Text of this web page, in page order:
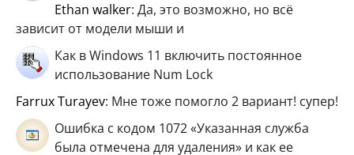
ethan walker: Да, это возможно, но всё
зависит от модели мыши и
Как в Windows 11 включить постоянное
использование Num Lock
Farrux Turayev: Мне тоже помогло 2 вариант! супер!
Ошибка с кодом 1072 «Указанная служба
была отмечена для удаления» и как ее